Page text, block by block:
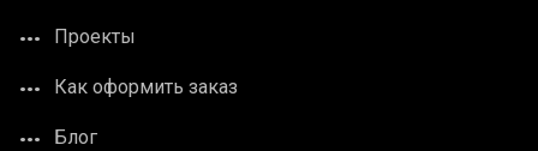
Проекты
Как оформить заказ
Блог